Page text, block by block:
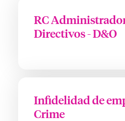
RC
Directivos - D&O
Infidelidad de
Crime